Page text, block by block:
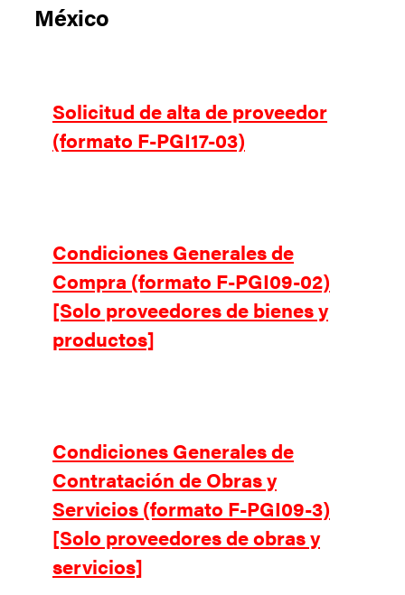
México
Solicitud de alta de proveedor
(formato F-PGI17-03)
Condiciones Generales de
Compra (formato F-PGI09-02)
[Solo proveedores de bienes y
productos]
Condiciones Generales de
Contratación de Obras y
Servicios (formato F-PGI09-3)
[Solo proveedores de obras y
servicios]